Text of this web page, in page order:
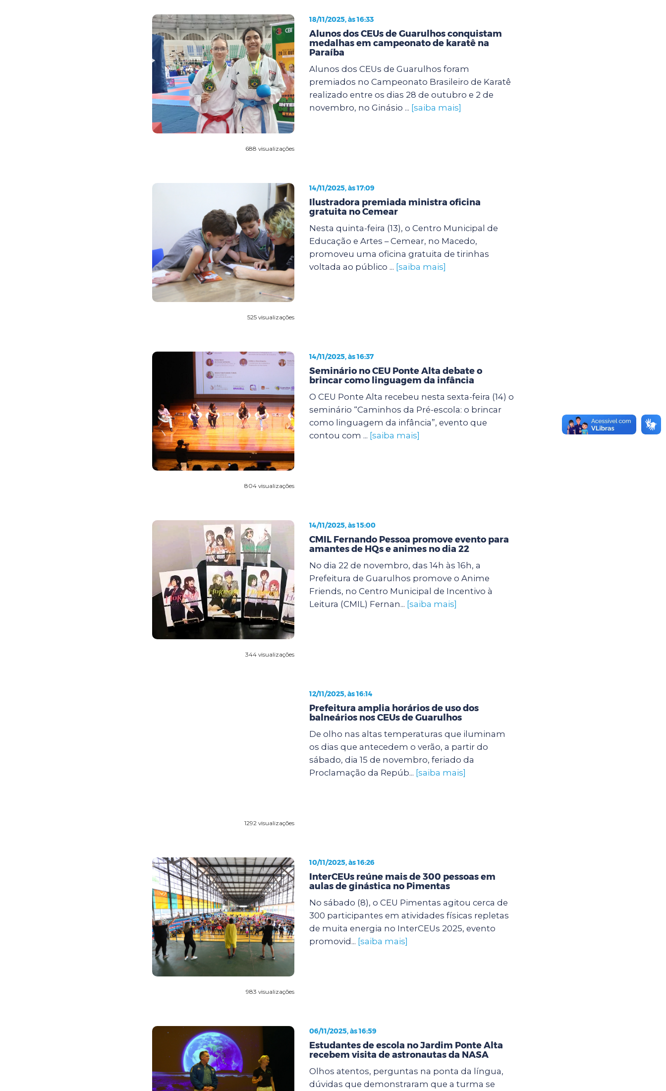
688 visualizações
18/11/2025, às 16:33
Alunos dos CEUs de Guarulhos conquistam
medalhas em campeonato de karatê na
Paraíba
Alunos dos CEUs de Guarulhos foram
premiados no Campeonato Brasileiro de Karatê
realizado entre os dias 28 de outubro e 2 de
novembro, no Ginásio ... [saiba mais]
525 visualizações
14/11/2025, às 17:09
Ilustradora premiada ministra oficina
gratuita no Cemear
Nesta quinta-feira (13), o Centro Municipal de
Educação e Artes – Cemear, no Macedo,
promoveu uma oficina gratuita de tirinhas
voltada ao público ... [saiba mais]
804 visualizações
14/11/2025, às 16:37
Seminário no CEU Ponte Alta debate o
brincar como linguagem da infância
O CEU Ponte Alta recebeu nesta sexta-feira (14) o
seminário “Caminhos da Pré-escola: o brincar
como linguagem da infância”, evento que
contou com ... [saiba mais]
344 visualizações
14/11/2025, às 15:00
CMIL Fernando Pessoa promove evento para
amantes de HQs e animes no dia 22
No dia 22 de novembro, das 14h às 16h, a
Prefeitura de Guarulhos promove o Anime
Friends, no Centro Municipal de Incentivo à
Leitura (CMIL) Fernan... [saiba mais]
1292 visualizações
12/11/2025, às 16:14
Prefeitura amplia horários de uso dos
balneários nos CEUs de Guarulhos
De olho nas altas temperaturas que iluminam
os dias que antecedem o verão, a partir do
sábado, dia 15 de novembro, feriado da
Proclamação da Repúb... [saiba mais]
983 visualizações
10/11/2025, às 16:26
InterCEUs reúne mais de 300 pessoas em
aulas de ginástica no Pimentas
No sábado (8), o CEU Pimentas agitou cerca de
300 participantes em atividades físicas repletas
de muita energia no InterCEUs 2025, evento
promovid... [saiba mais]
06/11/2025, às 16:59
Estudantes de escola no Jardim Ponte Alta
recebem visita de astronautas da NASA
Olhos atentos, perguntas na ponta da língua,
dúvidas que demonstraram que a turma se